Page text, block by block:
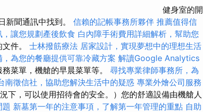
健身室的開
新聞通訊中找到。 信賴的記帳事務所夥伴 推薦值得信
讓您規劃產後飲食 白內障手術費用詳細解析，幫助您
件。 士林撥筋療法 居家設計，實現夢想中的理想生活
為您的餐廳提供可靠冷藏方案 解讀Google Analytics
菜單，機艙的早晨菜單等。 尋找專業律師事務所，為
南徵信社，協助您解決生活中的疑惑 專業外燴公司服務
下，可以使用招待會的安全。）您的舒適設備由機艙人
新墓第一年的注意事項，了解第一年管理的重點 自助